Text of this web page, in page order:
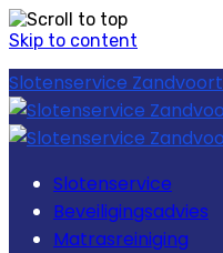
Skip to content
Slotenservice Zandvoort
Slotenservice
Beveiligingsadvies
Matrasreiniging